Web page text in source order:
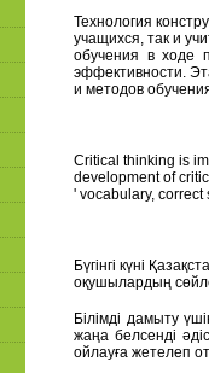
Технология
учащихся, так и
обучения в ходе
эффективности.
и методов
Critical thinking is
development of
' vocabulary, correct
Бүгінгі күні
оқушылардың
Білімді дамыту
жаңа белсенді
ойлауға жетелеп